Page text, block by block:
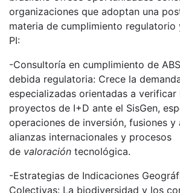
organizaciones que adoptan una
materia de cumplimiento regulatorio
PI:
-Consultoría en cumplimiento de
debida regulatoria: Crece la
especializadas orientadas a
proyectos de I+D ante el SisGen,
operaciones de inversión, fusiones y
alianzas internacionales y procesos
de valoración tecnológica.
-Estrategias de Indicaciones
Colectivas: La biodiversidad y los